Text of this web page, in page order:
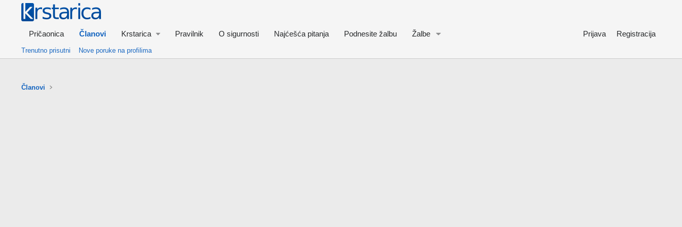
Pričaonica Članovi Krstarica Pravilnik O sigurnosti Najćešća pitanja Podnesite žalbu Žalbe Prijava Registracija
Trenutno prisutni Nove poruke na profilima
Članovi